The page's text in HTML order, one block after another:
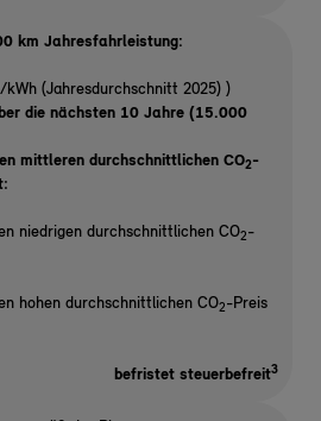
km Jahresfahrleistung:
(Jahresdurchschnitt 2025) )
die nächsten 10 Jahre (15.000
mittleren durchschnittlichen CO2-
:
niedrigen durchschnittlichen CO2-
hohen durchschnittlichen CO2-Preis
befristet steuerbefreit3